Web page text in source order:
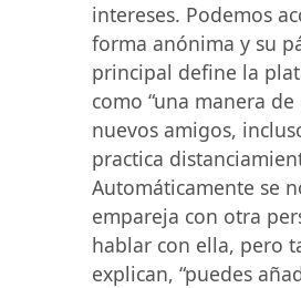
intereses. Podemos
forma anónima y su
principal define la
como “una manera
nuevos amigos,
practica
Automáticamente se
empareja con otra
hablar con ella, pero
explican, “puedes